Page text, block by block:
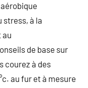
stress, à la
au
de base sur
courez à des
au fur et à mesure